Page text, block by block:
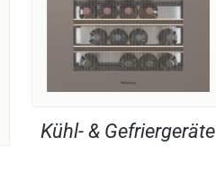
Kühl- & Gefriergeräte